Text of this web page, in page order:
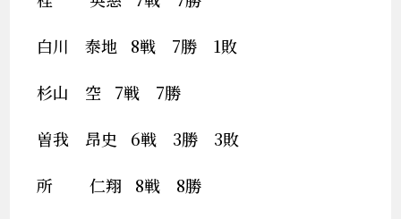
白川 泰地 8戦 7勝 1敗
杉山 空 7戦 7勝
曽我 昂史 6戦 3勝 3敗
所 仁翔 8戦 8勝